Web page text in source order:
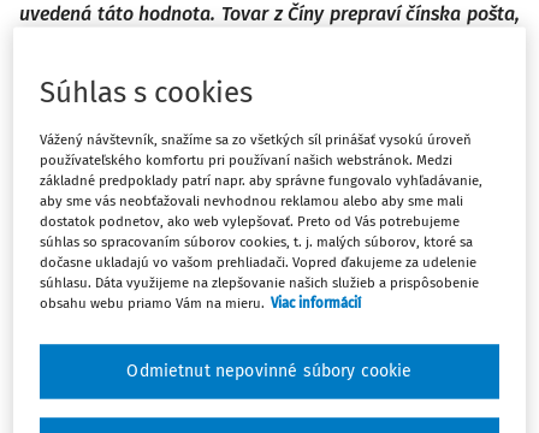
uvedená táto hodnota. Tovar z Číny prepraví čínska pošta,
Je uvedená zásielka oslobodená od DPH? Ovplyvňuje
nárok na oslobodenie od DPH postavenie dovozcu?
Na účely zákona o DPH predmetom dane je dovoz tovaru
do tuzemska.
Súhlas s cookies
Vážený návštevník, snažíme sa zo všetkých síl prinášať vysokú úroveň
používateľského komfortu pri používaní našich webstránok. Medzi
základné predpoklady patrí napr. aby správne fungovalo vyhľadávanie,
aby sme vás neobťažovali nevhodnou reklamou alebo aby sme mali
dostatok podnetov, ako web vylepšovať. Preto od Vás potrebujeme
súhlas so spracovaním súborov cookies, t. j. malých súborov, ktoré sa
dočasne ukladajú vo vašom prehliadači. Vopred ďakujeme za udelenie
súhlasu. Dáta využijeme na zlepšovanie našich služieb a prispôsobenie
obsahu webu priamo Vám na mieru. Viac informácií
Odmietnut nepovinné súbory cookie